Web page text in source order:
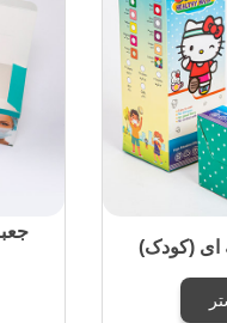
ای (کودک)